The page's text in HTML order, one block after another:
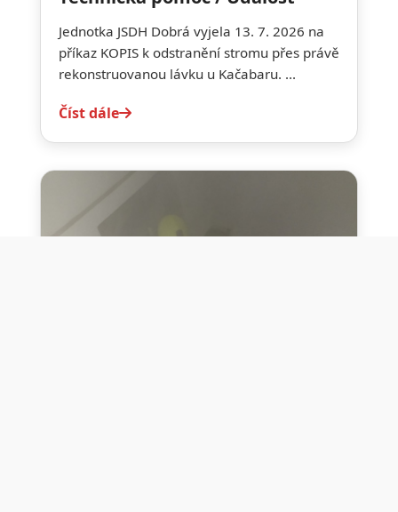
Jednotka JSDH Dobrá vyjela 13. 7. 2026 na
příkaz KOPIS k odstranění stromu přes právě
rekonstruovanou lávku u Kačabaru. ...
Číst dále